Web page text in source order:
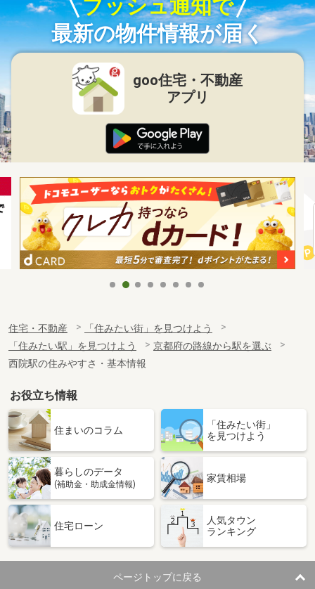
プッシュ通知で
最新の物件情報が届く
goo住宅・不動産
アプリ
住宅・不動産
「住みたい街」を見つけよう
「住みたい駅」を見つけよう
京都府の路線から駅を選ぶ
西院駅の住みやすさ・基本情報
お役立ち情報
住まいのコラム
「住みたい街」
を見つけよう
暮らしのデータ
(補助金・助成金情報)
家賃相場
住宅ローン
人気タウン
ランキング
ページトップに戻る